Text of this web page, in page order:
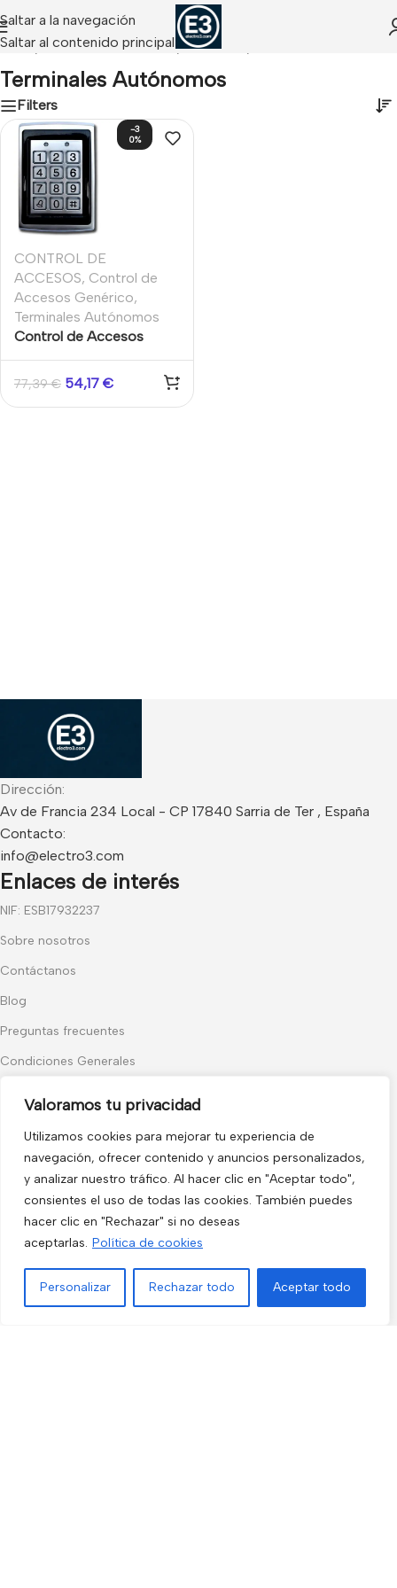
Valoramos tu privacidad
Utilizamos cookies para mejorar tu experiencia de
navegación, ofrecer contenido y anuncios personalizados,
y analizar nuestro tráfico. Al hacer clic en "Aceptar todo",
consientes el uso de todas las cookies. También puedes
hacer clic en "Rechazar" si no deseas
aceptarlas. Política de cookies
Personalizar Rechazar todo Aceptar todo
Saltar a la navegación
Saltar al contenido principal
/Accesorios Accesos / Presencia
Terminales Autónomos
Filters
-3
0%
CONTROL DE
ACCESOS, Control de
Accesos Genérico,
Terminales Autónomos
Control de Accesos
Antivandálico para
Exterior. Código +
Tarjeta Proximidad 125
77,39€ 54,17 €
Dirección:
Av de Francia 234 Local - CP 17840 Sarria de Ter , España
Contacto:
info@electro3.com
Enlaces de interés
NIF: ESB17932237
Sobre nosotros
Contáctanos
Blog
Preguntas frecuentes
Condiciones Generales
Categorías populares
Audiovisuales
Control de Accesos
Hogar y Exterior
Alarma AX-PRO